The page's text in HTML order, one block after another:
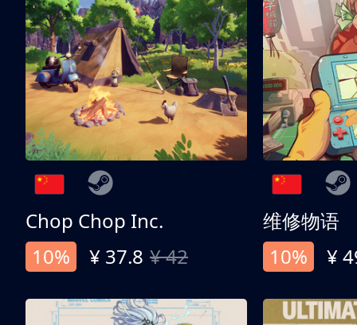
Chop Chop Inc.
10%
¥ 37.8 ¥ 42
维修物语
10%
¥